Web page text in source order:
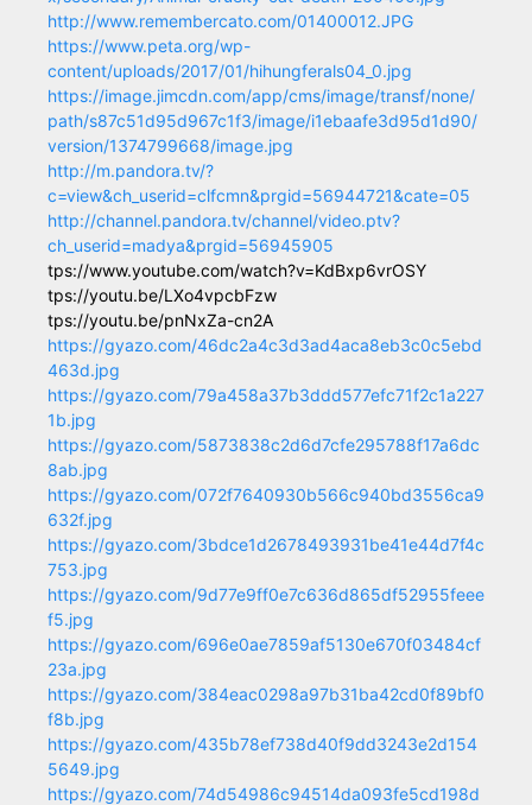
http://www.remembercato.com/01400012.JPG
https://www.peta.org/wp-
content/uploads/2017/01/hihungferals04_0.jpg
https://image.jimcdn.com/app/cms/image/transf/none/
path/s87c51d95d967c1f3/image/i1ebaafe3d95d1d90/
version/1374799668/image.jpg
http://m.pandora.tv/?
c=view&ch_userid=clfcmn&prgid=56944721&cate=05
http://channel.pandora.tv/channel/video.ptv?
ch_userid=madya&prgid=56945905
tps://www.youtube.com/watch?v=KdBxp6vrOSY
tps://youtu.be/LXo4vpcbFzw
tps://youtu.be/pnNxZa-cn2A
https://gyazo.com/46dc2a4c3d3ad4aca8eb3c0c5ebd
463d.jpg
https://gyazo.com/79a458a37b3ddd577efc71f2c1a227
1b.jpg
https://gyazo.com/5873838c2d6d7cfe295788f17a6dc
8ab.jpg
https://gyazo.com/072f7640930b566c940bd3556ca9
632f.jpg
https://gyazo.com/3bdce1d2678493931be41e44d7f4c
753.jpg
https://gyazo.com/9d77e9ff0e7c636d865df52955feee
f5.jpg
https://gyazo.com/696e0ae7859af5130e670f03484cf
23a.jpg
https://gyazo.com/384eac0298a97b31ba42cd0f89bf0
f8b.jpg
https://gyazo.com/435b78ef738d40f9dd3243e2d154
5649.jpg
https://gyazo.com/74d54986c94514da093fe5cd198d